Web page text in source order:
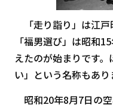
「走り詣り」は江戸
「福男選び」は昭和
えたのが始まりです
い」という名称もあり
昭和20年8月7日の